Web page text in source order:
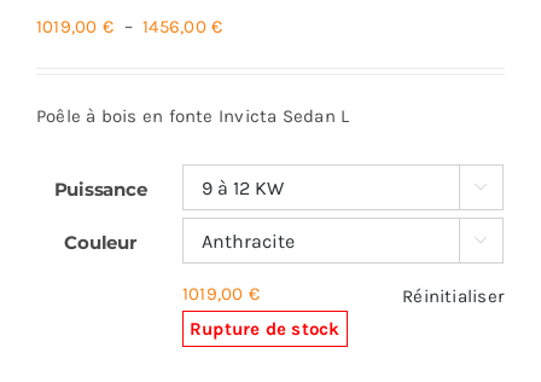
1019,00 € – 1456,00€Plage
1019,00 €
à
1456,00 €
Poêle à bois en fonte Invicta Sedan L
Puissance 
Couleur 
1019,00 €
Rupture de stock
Réinitialiser